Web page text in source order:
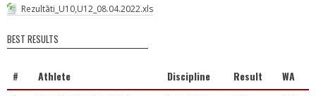
Rezultāti_U10,U12_08.04.2022.xls
BEST RESULTS
# Athlete Discipline Result WA